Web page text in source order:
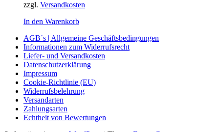
zzgl. Versandkosten
In den Warenkorb
AGB´s | Allgemeine Geschäftsbedingungen
Informationen zum Widerrufsrecht
Liefer- und Versandkosten
Datenschutzerklärung
Impressum
Cookie-Richtlinie (EU)
Widerrufsbelehrung
Versandarten
Zahlungsarten
Echtheit von Bewertungen